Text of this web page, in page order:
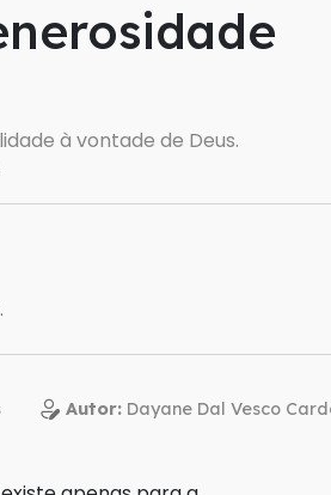
à vontade de Deus.
Autor: Dayane Dal Vesco